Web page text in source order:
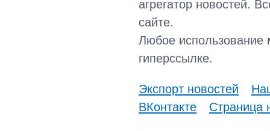
агрегатор новостей.
сайте.
Любое использование
гиперссылке.
Экспорт новостей
ВКонтакте
Страница